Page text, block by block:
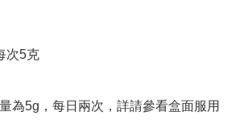
次5克
為5g，每日兩次，詳請參看盒面服用